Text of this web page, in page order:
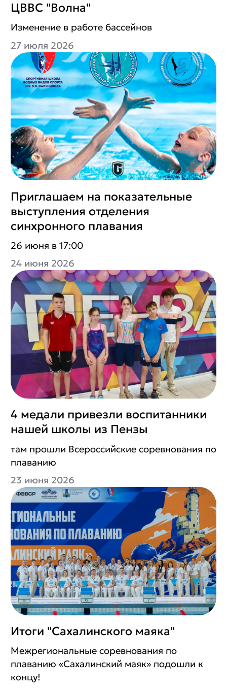
ЦВВС "Волна"
Изменение в работе бассейнов
27 июля 2026
Приглашаем на показательные
выступления отделения
синхронного плавания
26 июня в 17:00
24 июня 2026
4 медали привезли воспитанники
нашей школы из Пензы
там прошли Всероссийские соревнования по
плаванию
23 июня 2026
Итоги "Сахалинского маяка"
Межрегиональные соревнования по
плаванию «Сахалинский маяк» подошли к
концу!